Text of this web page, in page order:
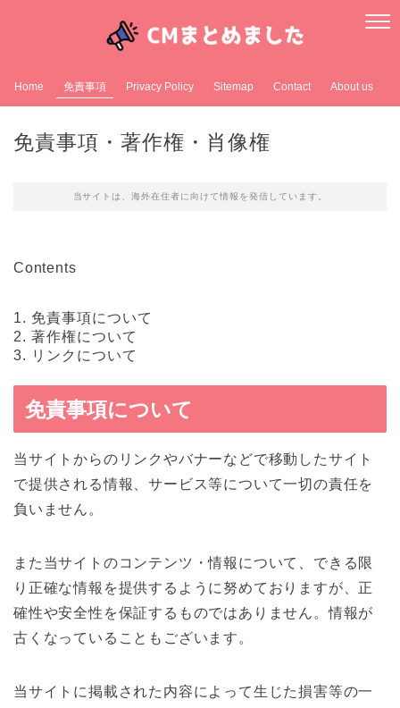
Home 免責事項 Privacy Policy Sitemap Contact About us
免責事項・著作権・肖像権
当サイトは、海外在住者に向けて情報を発信しています。
Contents
1. 免責事項について
2. 著作権について
3. リンクについて
免責事項について
当サイトからのリンクやバナーなどで移動したサイト
で提供される情報、サービス等について一切の責任を
負いません。
また当サイトのコンテンツ・情報について、できる限
り正確な情報を提供するように努めておりますが、正
確性や安全性を保証するものではありません。情報が
古くなっていることもございます。
当サイトに掲載された内容によって生じた損害等の一